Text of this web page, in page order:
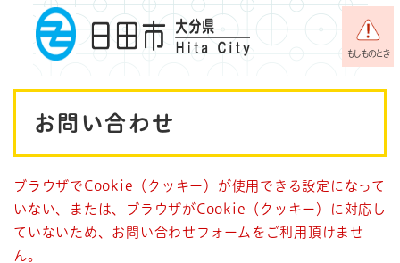
メニューを飛ばして本文へ
もしものとき
お問い合わせ
ブラウザでCookie（クッキー）が使用できる設定になって
いない、または、ブラウザがCookie（クッキー）に対応し
ていないため、お問い合わせフォームをご利用頂けませ
ん。